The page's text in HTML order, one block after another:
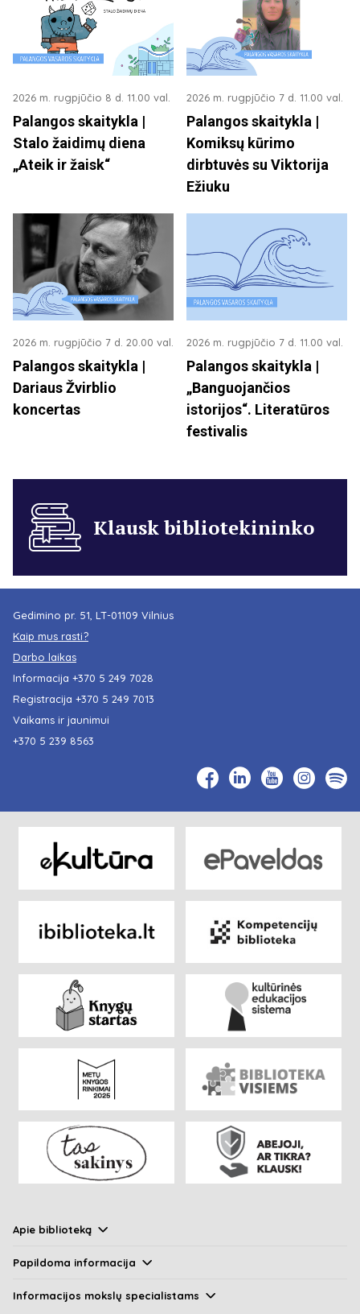
2026 m. rugpjūčio 8 d. 11.00 val.
Palangos skaitykla |
Stalo žaidimų diena
„Ateik ir žaisk“
2026 m. rugpjūčio 7 d. 11.00 val.
Palangos skaitykla |
Komiksų kūrimo
dirbtuvės su Viktorija
Ežiuku
2026 m. rugpjūčio 7 d. 20.00 val.
Palangos skaitykla |
Dariaus Žvirblio
koncertas
2026 m. rugpjūčio 7 d. 11.00 val.
Palangos skaitykla |
„Banguojančios
istorijos“. Literatūros
festivalis
Klausk bibliotekininko
Gedimino pr. 51, LT-01109 Vilnius
Kaip mus rasti?
Darbo laikas
Informacija +370 5 249 7028
Registracija +370 5 249 7013
Vaikams ir jaunimui
+370 5 239 8563
Apie biblioteką
Papildoma informacija
Informacijos mokslų specialistams